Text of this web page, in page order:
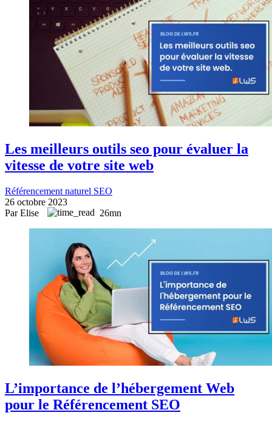
Les meilleurs outils seo pour évaluer la
vitesse de votre site web
Référencement naturel SEO
26 octobre 2023
Par Elise
26mn
L’importance de l’hébergement Web
pour le Référencement SEO